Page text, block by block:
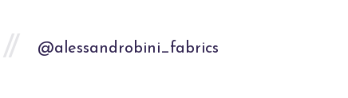
@alessandrobini_fabrics